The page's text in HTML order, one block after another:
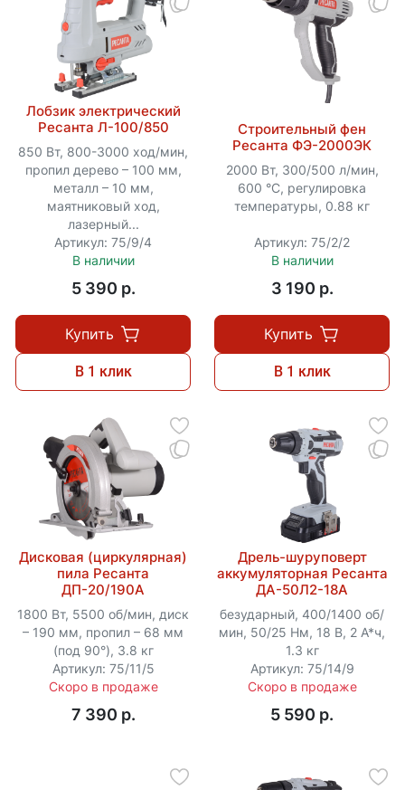
Лобзик электрический
Ресанта Л-100/850
850 Вт, 800-3000 ход/мин,
пропил дерево – 100 мм,
металл – 10 мм,
маятниковый ход,
лазерный...
Артикул: 75/9/4
В наличии
5 390 p.
Купить
В 1 клик
Строительный фен
Ресанта ФЭ-2000ЭК
2000 Вт, 300/500 л/мин,
600 °C, регулировка
температуры, 0.88 кг
Артикул: 75/2/2
В наличии
3 190 p.
Купить
В 1 клик
Дисковая (циркулярная)
пила Ресанта
ДП-20/190А
1800 Вт, 5500 об/мин, диск
– 190 мм, пропил – 68 мм
(под 90°), 3.8 кг
Артикул: 75/11/5
Скоро в продаже
7 390 p.
Дрель-шуруповерт
аккумуляторная Ресанта
ДА-50Л2-18А
безударный, 400/1400 об/
мин, 50/25 Нм, 18 В, 2 А*ч,
1.3 кг
Артикул: 75/14/9
Скоро в продаже
5 590 p.